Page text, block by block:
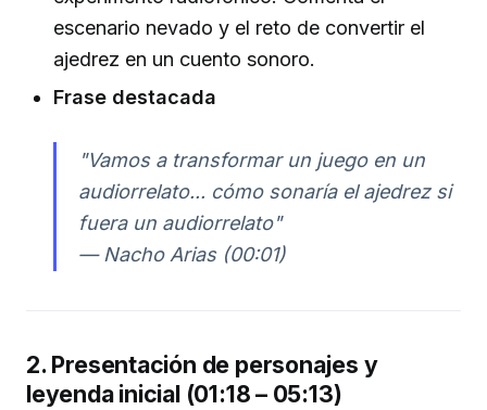
escenario nevado y el reto de convertir el
ajedrez en un cuento sonoro.
Frase destacada
"Vamos a transformar un juego en un
audiorrelato... cómo sonaría el ajedrez si
fuera un audiorrelato"
— Nacho Arias (00:01)
2. Presentación de personajes y
leyenda inicial (01:18 – 05:13)